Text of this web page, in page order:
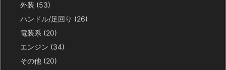
外装 (53)
ハンドル/足回り (26)
電装系 (20)
エンジン (34)
その他 (20)